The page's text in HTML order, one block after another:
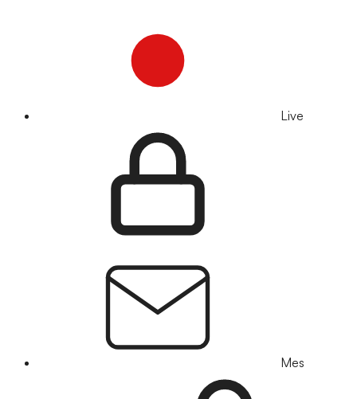
Live
Mes